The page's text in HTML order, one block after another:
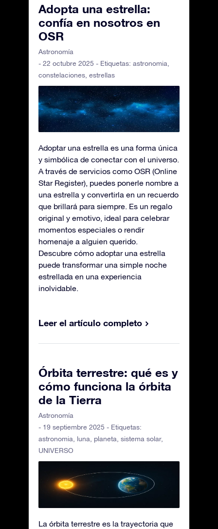
Adopta una estrella:
confía en nosotros en
OSR
Astronomía
- 22 octubre 2025 - Etiquetas: astronomia
constelaciones estrellas
Adoptar una estrella es una forma única
y simbólica de conectar con el universo.
A través de servicios como OSR (Online
Star Register), puedes ponerle nombre a
una estrella y convertirla en un recuerdo
que brillará para siempre. Es un regalo
original y emotivo, ideal para celebrar
momentos especiales o rendir
homenaje a alguien querido.
Descubre cómo adoptar una estrella
puede transformar una simple noche
estrellada en una experiencia
inolvidable.
Leer el artículo completo
Órbita terrestre: qué es y
cómo funciona la órbita
de la Tierra
Astronomía
- 19 septiembre 2025 - Etiquetas:
astronomia, luna, planeta, sistema solar,
UNIVERSO
La órbita terrestre es la trayectoria que